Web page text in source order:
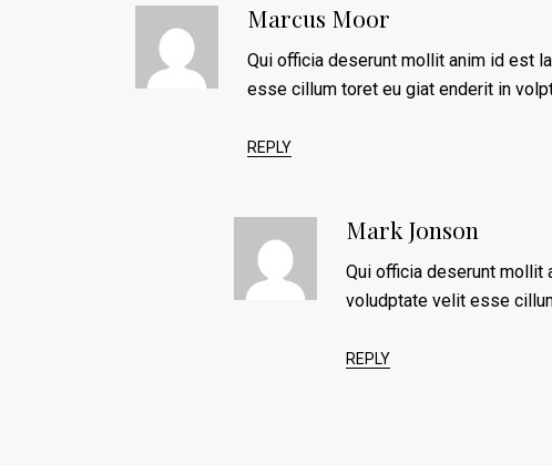
Marcus Moor
Qui officia deserunt mollit anim id est
esse cillum toret eu giat enderit in
REPLY
Mark Jonson
Qui officia deserunt mollit
voludptate velit esse
REPLY